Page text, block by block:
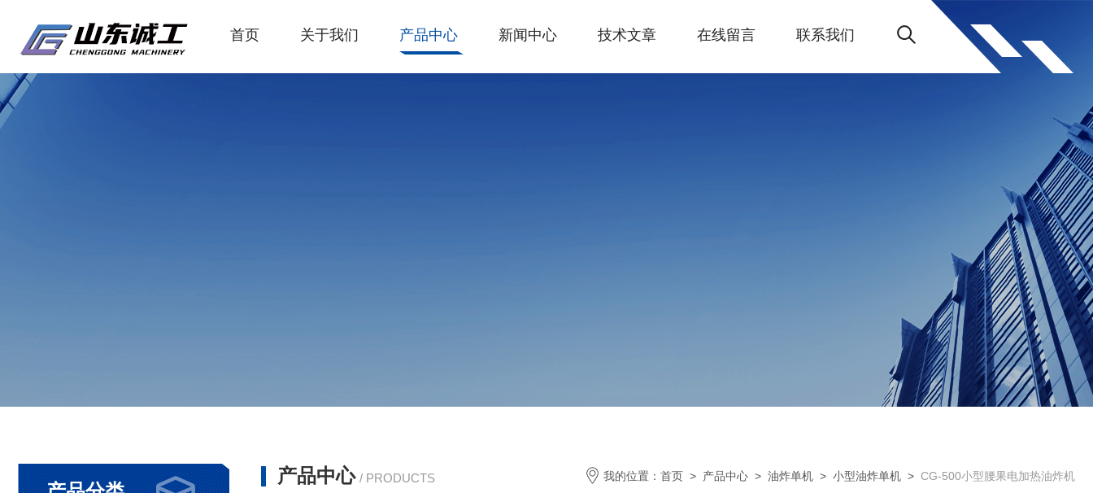
首页 关于我们 产品中心 新闻中心 技术文章 在线留言 联系我们
产品中心 / PRODUCTS 我的位置： 首页 > 产品中心 > 油炸单机 > 小型油炸单机 > CG-500小型腰果电加热油炸机